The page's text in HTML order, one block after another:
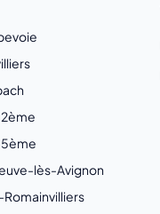
lès-Avignon
Romainvilliers